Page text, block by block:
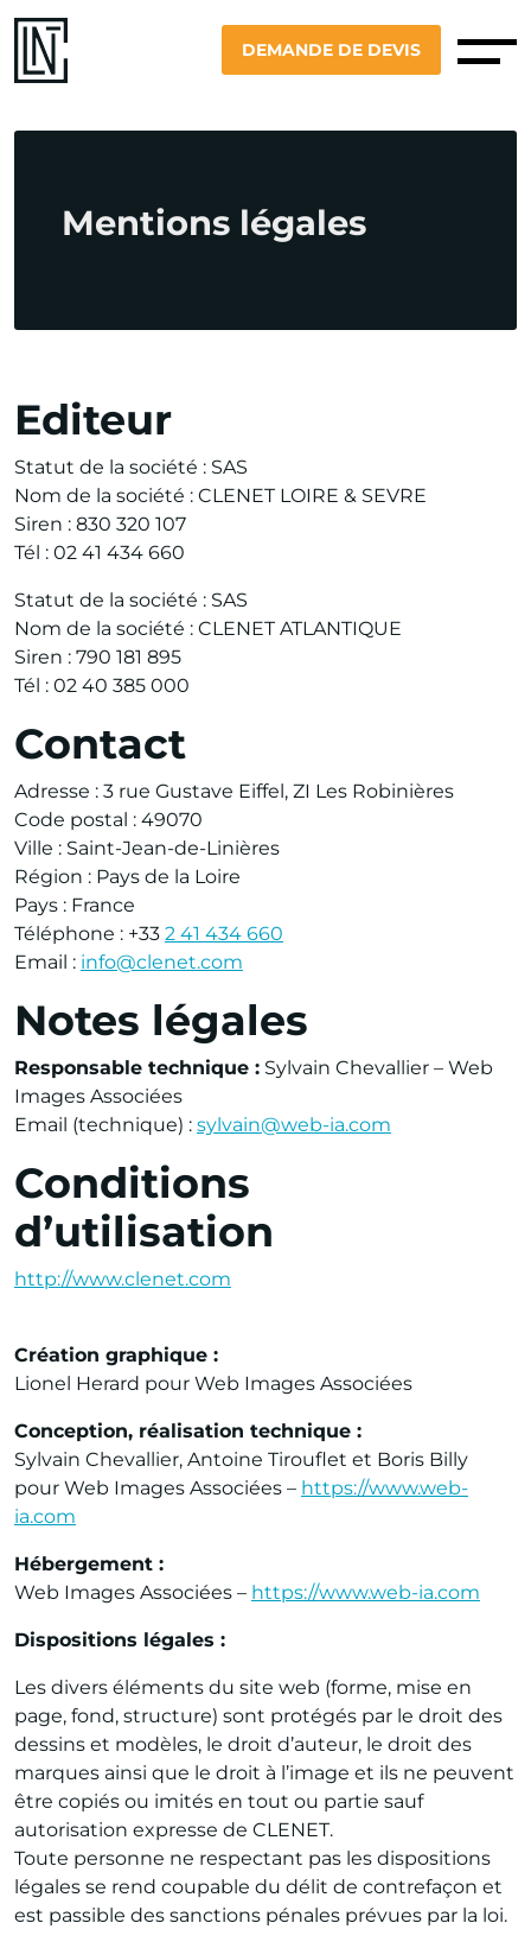
DEMANDE DE DEVIS
Mentions légales
Editeur
Statut de la société : SAS
Nom de la société : CLENET LOIRE & SEVRE
Siren : 830 320 107
Tél : 02 41 434 660
Statut de la société : SAS
Nom de la société : CLENET ATLANTIQUE
Siren : 790 181 895
Tél : 02 40 385 000
Contact
Adresse : 3 rue Gustave Eiffel, ZI Les Robinières
Code postal : 49070
Ville : Saint-Jean-de-Linières
Région : Pays de la Loire
Pays : France
Téléphone : +332 41 434 660
Email : info@clenet.com
Notes légales
Responsable technique : Sylvain Chevallier – Web
Images Associées
Email (technique) :sylvain@web-ia.com
Conditions
d’utilisation
http://www.clenet.com
Création graphique :
Lionel Herard pour Web Images Associées
Conception, réalisation technique :
Sylvain Chevallier, Antoine Tirouflet et Boris Billy
pour Web Images Associées – https://www.web-
ia.com
Hébergement :
Web Images Associées – https://www.web-ia.com
Dispositions légales :
Les divers éléments du site web (forme, mise en
page, fond, structure) sont protégés par le droit des
dessins et modèles, le droit d’auteur, le droit des
marques ainsi que le droit à l’image et ils ne peuvent
être copiés ou imités en tout ou partie sauf
autorisation expresse de CLENET.
Toute personne ne respectant pas les dispositions
légales se rend coupable du délit de contrefaçon et
est passible des sanctions pénales prévues par la loi.